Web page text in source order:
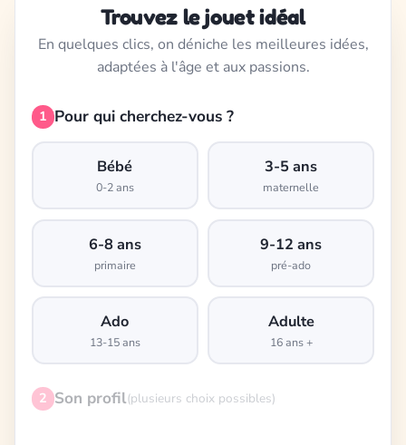
Trouvez le jouet idéal
En quelques clics, on déniche les meilleures idées,
adaptées à l'âge et aux passions.
1 Pour qui cherchez-vous ?
Bébé
0-2 ans
3-5 ans
maternelle
6-8 ans
primaire
9-12 ans
pré-ado
Ado
13-15 ans
Adulte
16 ans +
2 Son profil(plusieurs choix possibles)